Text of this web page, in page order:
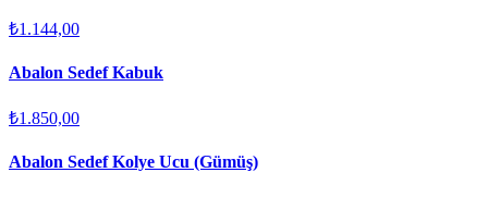
₺1.144,00
Abalon Sedef Kabuk
₺1.850,00
Abalon Sedef Kolye Ucu (Gümüş)